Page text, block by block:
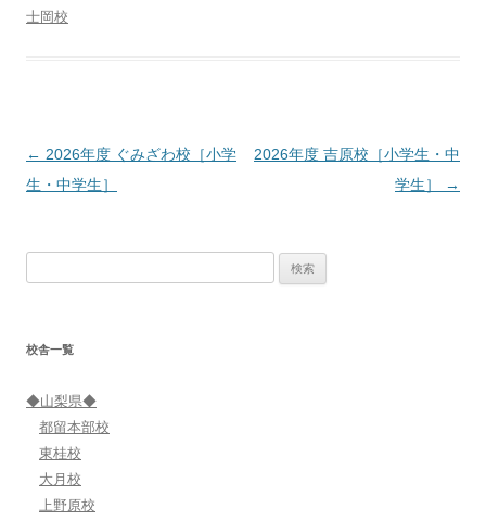
士岡校
投
稿
ン
← 2026年度 ぐみざわ校［小学
生・中学生］
2026年度 吉原校［小学生・中
学生］
→
索:
校舎一覧
◆山梨県◆
都留本部校
東桂校
大月校
上野原校